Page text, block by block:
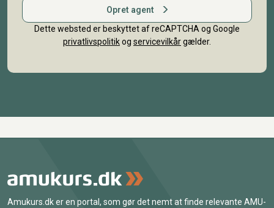
Opret agent
Dette websted er beskyttet af reCAPTCHA og Google
privatlivspolitikog servicevilkårgælder.
Amukurs.dk er en portal, som gør det nemt at finde relevante AMU-